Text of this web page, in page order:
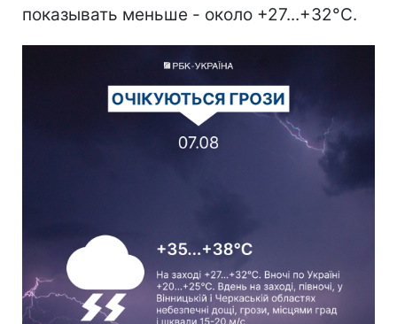
показывать меньше - около +27...+32°С.